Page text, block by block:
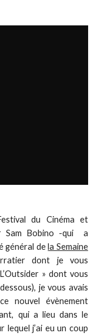
du Cinéma et
Sam Bobino -qui a
général de la Semaine
dont je vous
» dont vous
je vous avais
nouvel évènement
qui a lieu dans le
lequel j’ai eu un coup